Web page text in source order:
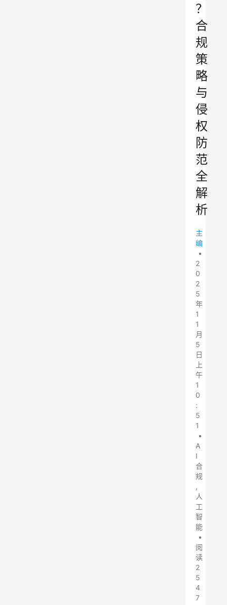
？
合
规
策
略
与
侵
权
防
范
全
解
析
主
编
•
2
0
2
5
年
1
1
月
5
日
上
午
1
0
:
5
1
•
A
I
合
规
,
人
工
智
能
•
阅
读
2
5
4
7